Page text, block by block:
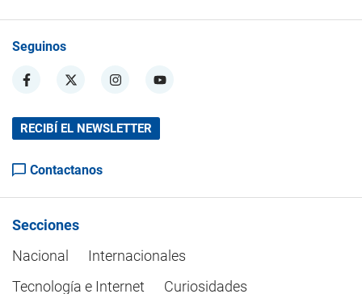
Seguinos
RECIBÍ EL NEWSLETTER
Contactanos
Secciones
Nacional
Internacionales
Tecnología e Internet
Curiosidades